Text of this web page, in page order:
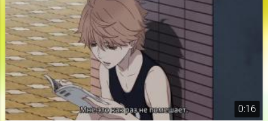
0:16